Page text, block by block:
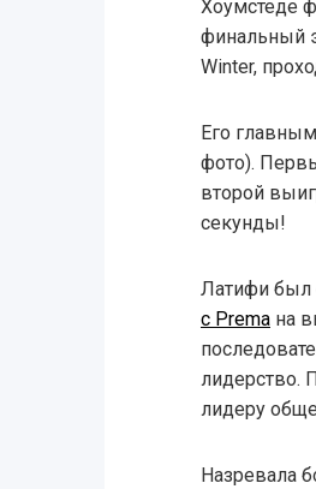
Хоумстеде
финальный
Winter,
Его
фото).
второй
секунды!
Латифи был
с Premaна
лидерство.
лидеру
Назревала